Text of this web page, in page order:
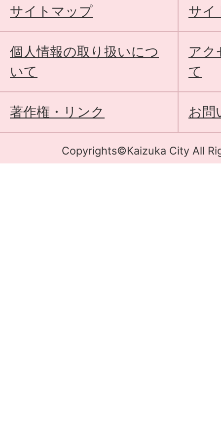
サイトマップ サイ
個人情報の取り扱いにつ
いて
アク
て
著作権・リンク お問
Copyrights©Kaizuka City All